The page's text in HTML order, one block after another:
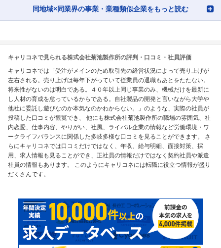
同地域×同業界の事業・業種類似企業をもっと読む
キャリコネで見られる株式会社菊池製作所の評判・口コミ・社員評価
キャリコネでは「受注がメインのため取引先の経営状況によって売り上げが
左右される。売り上げは毎年下がっていて従業員の退職もあとをたたない。
将来性がないのは明白である。４０年以上同じ事業のみ、機械だけを最新に
し人材の育成を怠っているからである。自社製品の開発と言いながら大学や
他社に委託し遊びなのか本気なのかわからない。」のような、実際の社員が
投稿した口コミが観覧でき、 他にも株式会社菊池製作所の職場の雰囲気、社
内恋愛、仕事内容、やりがい、社風、ライバル企業の情報など労働環境・ワ
ークライフバランスに関係した多岐多様な口コミを見ることができます。 さ
らにキャリコネでは口コミだけではなく、年収、給与明細、面接対策、採
用、求人情報も見ることができ、正社員の情報だけではなく契約社員や派遣
社員の情報もあります。 このようにキャリコネには転職に役立つ情報が盛り
だくさんです。